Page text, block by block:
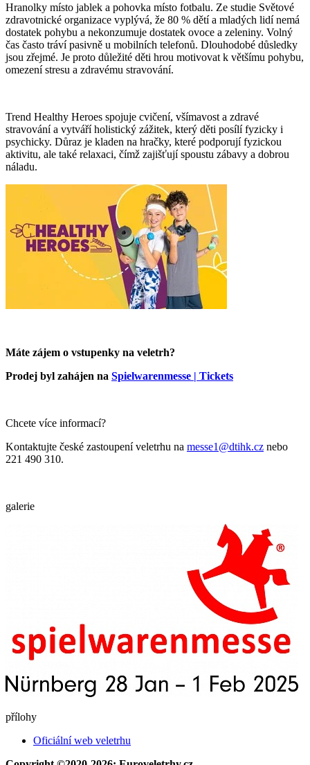
Hranolky místo jablek a pohovka místo fotbalu. Ze studie Světové
zdravotnické organizace vyplývá, že 80 % dětí a mladých lidí nemá
dostatek pohybu a nekonzumuje dostatek ovoce a zeleniny. Volný
čas často tráví pasivně u mobilních telefonů. Dlouhodobé důsledky
jsou zřejmé. Je proto důležité děti hrou motivovat k většímu pohybu,
omezení stresu a zdravému stravování.
Trend Healthy Heroes spojuje cvičení, všímavost a zdravé
stravování a vytváří holistický zážitek, který děti posílí fyzicky i
psychicky. Důraz je kladen na hračky, které podporují fyzickou
aktivitu, ale také relaxaci, čímž zajišťují spoustu zábavy a dobrou
náladu.
Máte zájem o vstupenky na veletrh?
Prodej byl zahájen na Spielwarenmesse | Tickets
Chcete více informací?
Kontaktujte české zastoupení veletrhu na messe1@dtihk.cz nebo
221 490 310.
galerie
přílohy
Oficiální web veletrhu